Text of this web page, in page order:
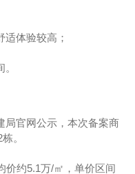
体验较高；
局官网公示，本次备案商
。
价约5.1万/㎡，单价区间